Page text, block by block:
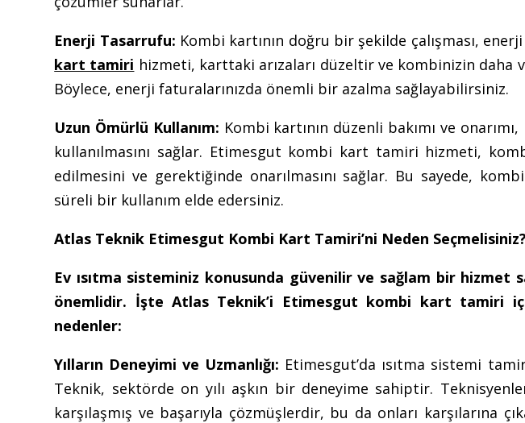
Enerji Tasarrufu: Kombi kartının doğru bir şekilde çalışması,
kart tamiri hizmeti, karttaki arızaları düzeltir ve kombinizin daha
Böylece, enerji faturalarınızda önemli bir azalma sağlayabilirsiniz.
Uzun Ömürlü Kullanım: Kombi kartının düzenli bakımı ve
kullanılmasını sağlar. Etimesgut kombi kart tamiri hizmeti,
edilmesini ve gerektiğinde onarılmasını sağlar. Bu sayede,
süreli bir kullanım elde edersiniz.
Atlas Teknik Etimesgut Kombi Kart Tamiri’ni Neden Seçmelisiniz?
Ev ısıtma sisteminiz konusunda güvenilir ve sağlam bir hizmet
önemlidir. İşte Atlas Teknik’i Etimesgut kombi kart tamiri
nedenler:
Yılların Deneyimi ve Uzmanlığı: Etimesgut’da ısıtma sistemi
Teknik, sektörde on yılı aşkın bir deneyime sahiptir.
karşılaşmış ve başarıyla çözmüşlerdir, bu da onları karşılarına